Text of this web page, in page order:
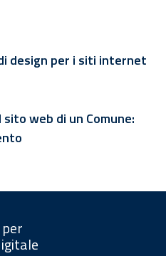
design per i siti internet
web di un Comune: